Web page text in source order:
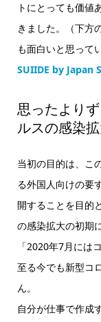
トにとっても価値
きました。（下方
も面白いと思って
SUIIDE by Japan
思ったより
ルスの感染
当初の目的は、こ
る外国人向けの要
開することを目的
の感染拡大の初期
「2020年7月には
至る今でも新型コ
ん。
自分が仕事で作成